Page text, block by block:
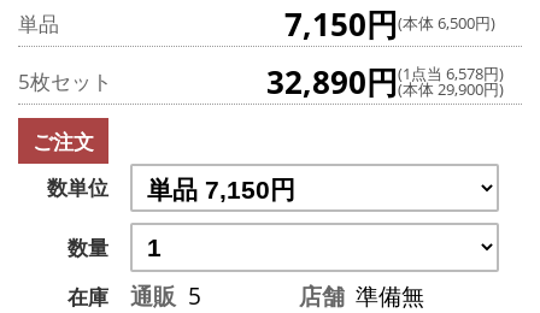
単品 7,150円(本体 6,500円)
5枚セット 32,890円(1点当 6,578円)
(本体 29,900円)
ご注文
数単位
数量
在庫
通販 5 店舗 準備無